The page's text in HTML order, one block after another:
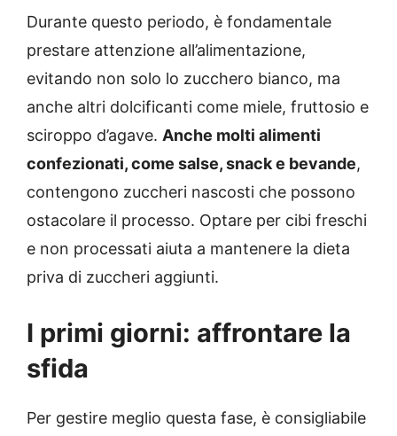
Durante questo periodo, è fondamentale
prestare attenzione all’alimentazione,
evitando non solo lo zucchero bianco, ma
anche altri dolcificanti come miele, fruttosio e
sciroppo d’agave. Anche molti alimenti
confezionati, come salse, snack e bevande,
contengono zuccheri nascosti che possono
ostacolare il processo. Optare per cibi freschi
e non processati aiuta a mantenere la dieta
priva di zuccheri aggiunti.
I primi giorni: affrontare la
sfida
Per gestire meglio questa fase, è consigliabile